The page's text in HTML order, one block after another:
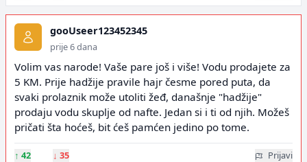
gooUseer123452345
prije 6 dana
Volim vas narode! Vaše pare još i više! Vodu prodajete za
5 KM. Prije hadžije pravile hajr česme pored puta, da
svaki prolaznik može utoliti žeđ, današnje "hadžije"
prodaju vodu skuplje od nafte. Jedan si i ti od njih. Možeš
pričati šta hoćeš, bit ćeš pamćen jedino po tome.
↑ 42 ↓ 35 Prijavi